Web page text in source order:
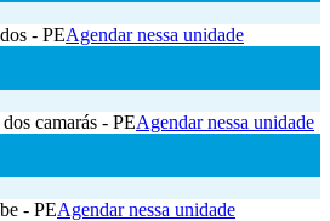
- PEAgendar nessa unidade
camarás - PEAgendar nessa unidade
- PEAgendar nessa unidade